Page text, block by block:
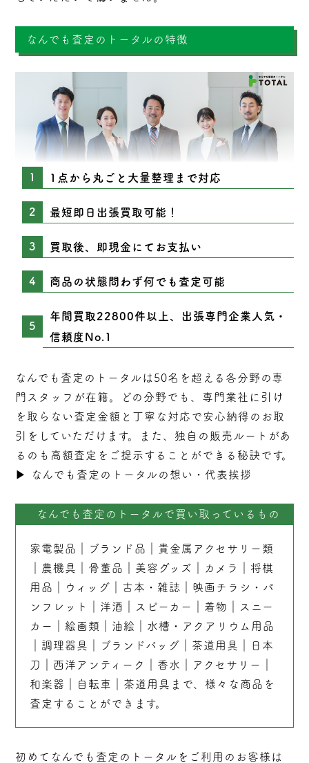
なんでも査定のトータルの特徴
1点から丸ごと大量整理まで対応
最短即日出張買取可能！
買取後、即現金にてお支払い
商品の状態問わず何でも査定可能
年間買取22800件以上、出張専門企業人気・
信頼度No.1
なんでも査定のトータルは50名を超える各分野の専
門スタッフが在籍。どの分野でも、専門業社に引け
を取らない査定 金額と丁寧な対応で安心納得のお取
引をしていただけます。また、独自の販売ルートがあ
るのも高額査定をご提示することができる秘訣です。
▶︎
なんでも査定のトータルの想い・代表挨拶
なんでも査定のトータルで買い取っているもの
家電製品 ブランド品
貴金属アクセサリー類
農機具 骨董品 美容グッズ カメラ
将棋
用品
ウィッグ 古本 ・ 雑誌
映画チラシ・パ
ンフレット
洋酒 スピーカー 着物
スニー
カー
絵画類 油絵
水槽・アクアリウム用品
調理器具 ブランドバッグ ｜茶道用具｜
日本
刀
西洋アンティーク 香水 アクセサリー
和楽器
自転車 茶道用具 まで、様々な商品を
査定することができます。
初めてなんでも査定のトータルをご利用のお客様は